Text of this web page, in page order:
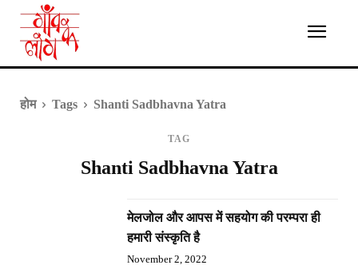
होम Tags Shanti Sadbhavna Yatra
TAG
Shanti Sadbhavna Yatra
मेलजोल और आपस में सहयोग की परम्परा ही
हमारी संस्कृति है
November 2, 2022